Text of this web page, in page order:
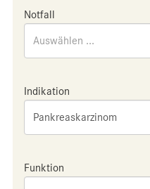
Notfall
Auswählen ...
Indikation
Pankreaskarzinom
Funktion